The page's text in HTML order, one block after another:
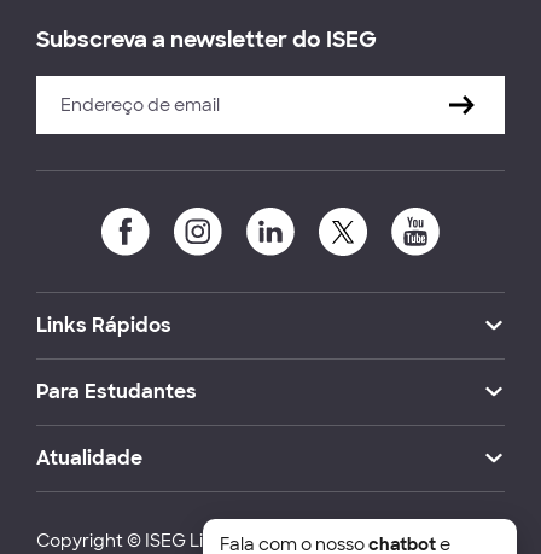
Subscreva a newsletter do ISEG
Links Rápidos
Para Estudantes
Atualidade
Copyright © ISEG Lisbon School of Economics and
Fala com o nossochatbote